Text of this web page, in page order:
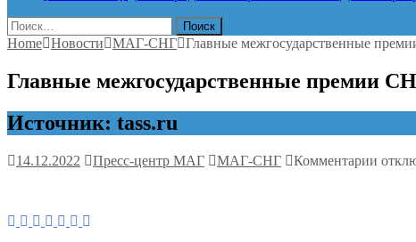
Найти:
Home Новости МАГ-СНГ Главные межгосударственные
Главные межгосударственные премии
Источник: tass.ru
14.12.2022 Пресс-центр МАГ МАГ-СНГ Комментарии к